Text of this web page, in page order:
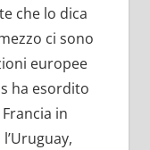
che lo dica
ci sono
europee
ha esordito
in